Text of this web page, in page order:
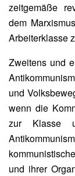
zeitgemäße
dem
Arbeiterklasse
Zweitens und
und
wenn die
zur Klasse
und ihrer